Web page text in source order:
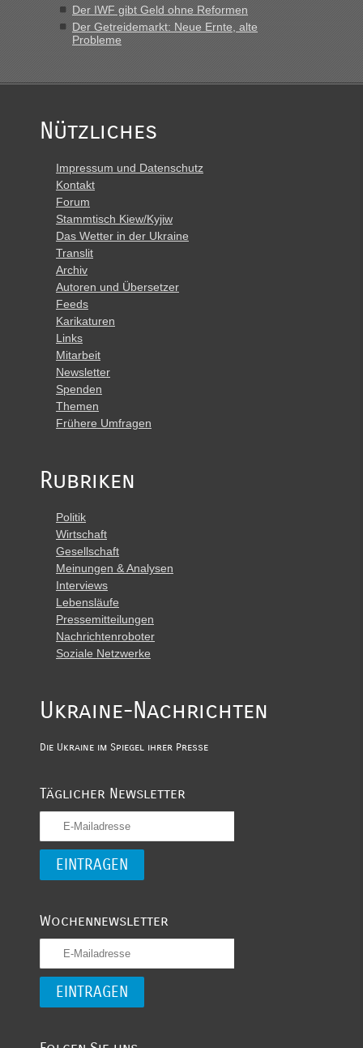
Der IWF gibt Geld ohne Reformen
Der Getreidemarkt: Neue Ernte, alte
Probleme
Nützliches
Impressum und Datenschutz
Kontakt
Forum
Stammtisch Kiew/Kyjiw
Das Wetter in der Ukraine
Translit
Archiv
Autoren und Übersetzer
Feeds
Karikaturen
Links
Mitarbeit
Newsletter
Spenden
Themen
Frühere Umfragen
Rubriken
Politik
Wirtschaft
Gesellschaft
Meinungen & Analysen
Interviews
Lebensläufe
Pressemitteilungen
Nachrichtenroboter
Soziale Netzwerke
Ukraine-Nachrichten
Die Ukraine im Spiegel ihrer Presse
Täglicher Newsletter
Wochennewsletter